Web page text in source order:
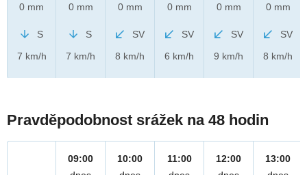
0 mm
S
7 km/h
0 mm
S
7 km/h
0 mm
SV
8 km/h
0 mm
SV
6 km/h
0 mm
SV
9 km/h
0 mm
SV
8 km/h
Pravděpodobnost srážek na 48 hodin
09:00
10:00
11:00
12:00
13:00